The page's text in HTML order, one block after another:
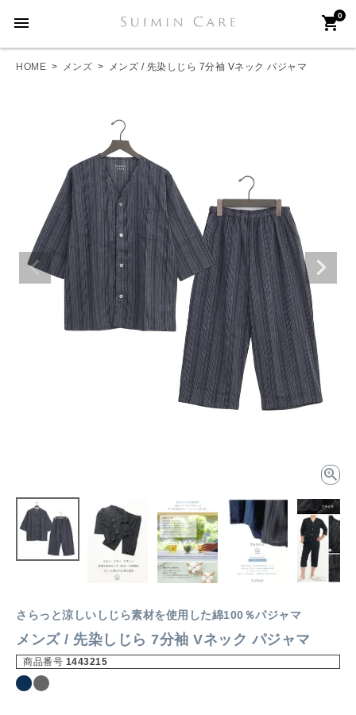
menu 0
shopping_cart
HOME メンズ メンズ / 先染しじら 7分袖 Vネック パジャマ
さらっと涼しいしじら素材を使用した綿100％パジャマ
メンズ / 先染しじら 7分袖 Vネック パジャマ
商品番号 1443215